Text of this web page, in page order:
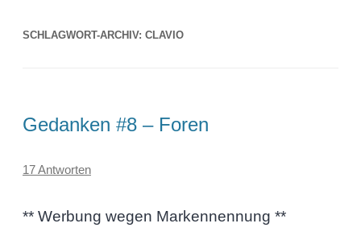
SCHLAGWORT-ARCHIV: CLAVIO
Gedanken #8 – Foren
17 Antworten
** Werbung wegen Markennennung **